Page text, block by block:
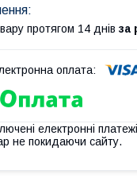
протягом 14 днів за
електронні
не покидаючи сайту.